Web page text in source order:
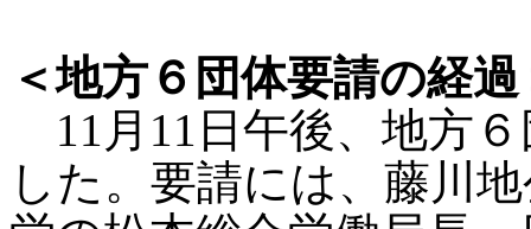
＜地方６団体要請の経過
11月11日午後、地方
した。要請には、藤川